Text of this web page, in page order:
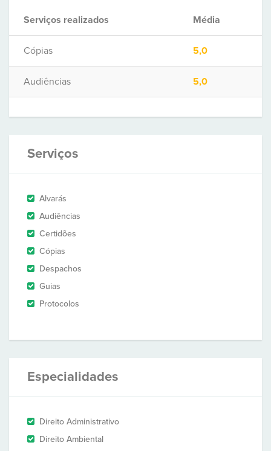
Serviços realizados Média
Cópias 5,0
Audiências 5,0
Serviços
Alvarás
Audiências
Certidões
Cópias
Despachos
Guias
Protocolos
Especialidades
Direito Administrativo
Direito Ambiental